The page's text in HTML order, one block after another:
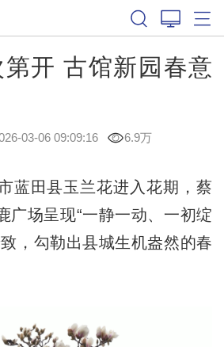
开 古馆新园春意
03-06 09:09:16 6.9万
田县玉兰花进入花期，蔡
广场呈现“一静一动、一初绽
，勾勒出县城生机盎然的春